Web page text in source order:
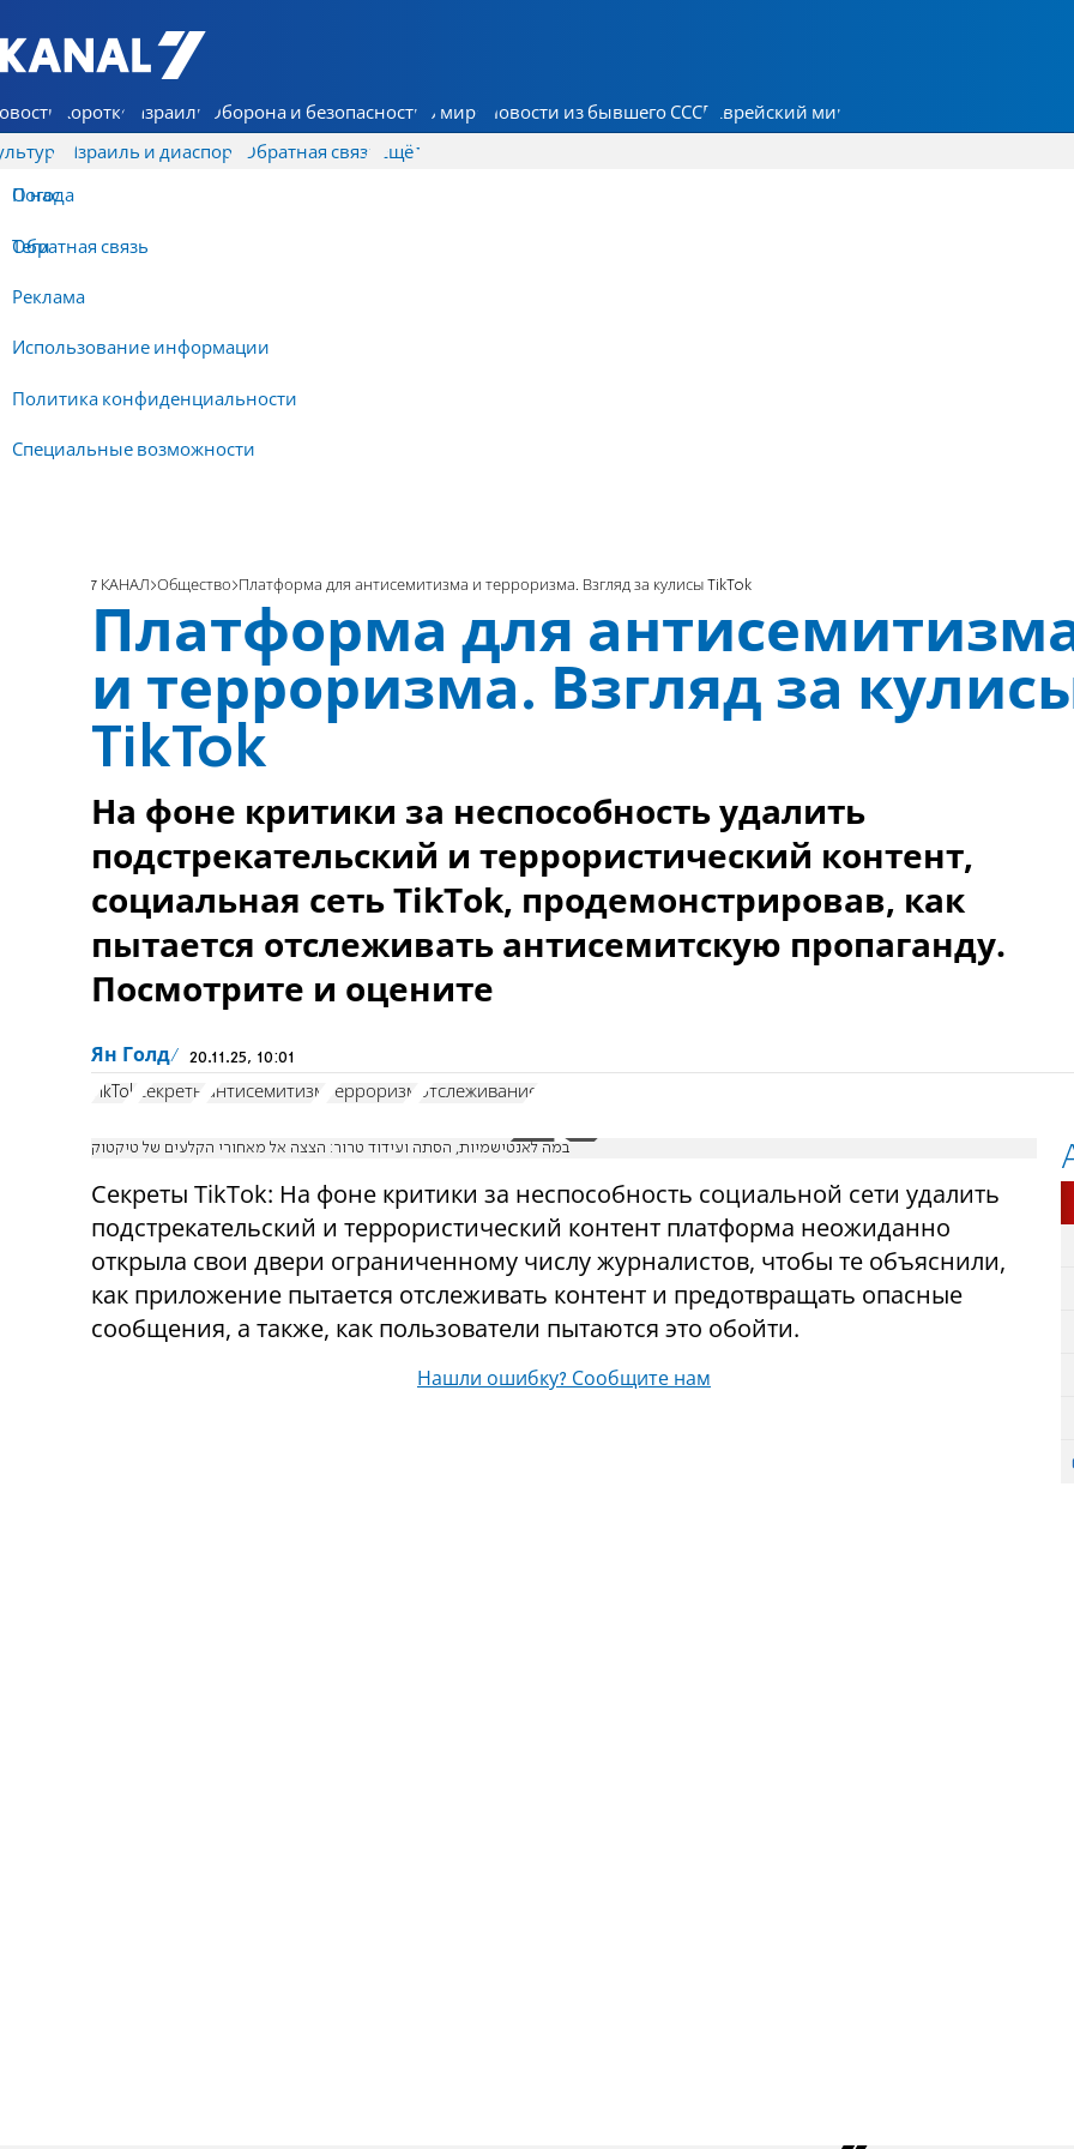
7 КАНАЛ - Аруц Шева
Коротко Израиль Оборона и безопасность В мире Новости из бывшего СССР Еврейский мир
Израиль и диаспора Обратная связь
О нас
Обратная связь
Реклама
Использование информации
Политика конфиденциальности
Специальные возможности
Ещё
Погода
Теги
7 КАНАЛ Общество Платформа для антисемитизма и терроризма. Взгляд за кулисы TikTok
Платформа для
и терроризма. Взгляд за
TikTok
На фоне критики за неспособность удалить
подстрекательский и террористический контент,
социальная сеть TikTok, продемонстрировав, как
пытается отслеживать антисемитскую пропаганду.
Посмотрите и оцените
Ян Голд 20.11.25, 10:01
TikTok секреты антисемитизм терроризм отслеживание
במה לאנטישמיות, הסתה ועידוד טרור: הצצה אל מאחורי הקלעים של טיקטוק
Секреты TikTok: На фоне критики за неспособность социальной сети удалить
подстрекательский и террористический контент платформа неожиданно
открыла свои двери ограниченному числу журналистов, чтобы те объяснили,
как приложение пытается отслеживать контент и предотвращать опасные
сообщения, а также, как пользователи пытаются это обойти.
Нашли ошибку? Сообщите нам